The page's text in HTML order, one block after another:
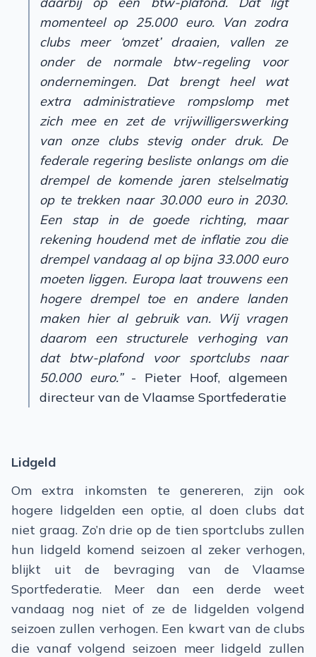
momenteel op 25.000 euro. Van zodra
clubs meer ‘omzet’ draaien, vallen ze
onder de normale btw-regeling voor
ondernemingen. Dat brengt heel wat
extra administratieve rompslomp met
zich mee en zet de vrijwilligerswerking
van onze clubs stevig onder druk. De
federale regering besliste onlangs om die
drempel de komende jaren stelselmatig
op te trekken naar 30.000 euro in 2030.
Een stap in de goede richting, maar
rekening houdend met de inflatie zou die
drempel vandaag al op bijna 33.000 euro
moeten liggen. Europa laat trouwens een
hogere drempel toe en andere landen
maken hier al gebruik van. Wij vragen
daarom een structurele verhoging van
dat btw-plafond voor sportclubs naar
50.000 euro.”- Pieter Hoof, algemeen
directeur van de Vlaamse Sportfederatie
Lidgeld
Om extra inkomsten te genereren, zijn ook
hogere lidgelden een optie, al doen clubs dat
niet graag. Zo’n drie op de tien sportclubs zullen
hun lidgeld komend seizoen al zeker verhogen,
blijkt uit de bevraging van de Vlaamse
Sportfederatie. Meer dan een derde weet
vandaag nog niet of ze de lidgelden volgend
seizoen zullen verhogen. Een kwart van de clubs
die vanaf volgend seizoen meer lidgeld zullen